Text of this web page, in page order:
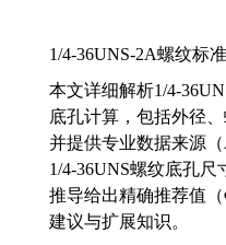
1/4-36UNS-2A螺纹标
本文详细解析1/4-
底孔计算，包括外径
并提供专业数据来源
1/4-36UNS螺纹底孔
推导给出精确推荐值
建议与扩展知识。